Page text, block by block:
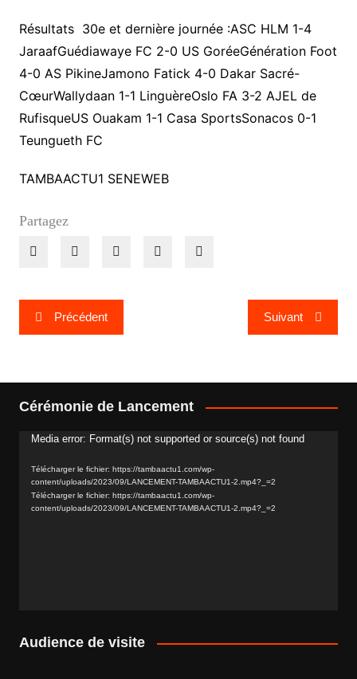
Résultats 30e et dernière journée :ASC HLM 1-4
JaraafGuédiawaye FC 2-0 US GoréeGénération Foot
4-0 AS PikineJamono Fatick 4-0 Dakar Sacré-
CœurWallydaan 1-1 LinguèreOslo FA 3-2 AJEL de
RufisqueUS Ouakam 1-1 Casa SportsSonacos 0-1
Teungueth FC
TAMBAACTU1 SENEWEB
Partagez
Navigation
de
Précédent Suivant
Cérémonie de Lancement
Lecteur
Media error: Format(s) not supported or source(s) not found
Télécharger le fichier: https://tambaactu1.com/wp-
content/uploads/2023/09/LANCEMENT-TAMBAACTU1-2.mp4?_=2
Télécharger le fichier: https://tambaactu1.com/wp-
content/uploads/2023/09/LANCEMENT-TAMBAACTU1-2.mp4?_=2
Audience de visite